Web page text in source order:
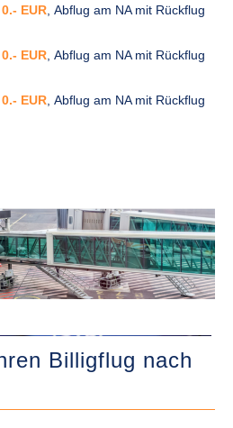
0.- EUR , Abflug am NA mit Rückflug
0.- EUR , Abflug am NA mit Rückflug
0.- EUR , Abflug am NA mit Rückflug
Billigflug nach